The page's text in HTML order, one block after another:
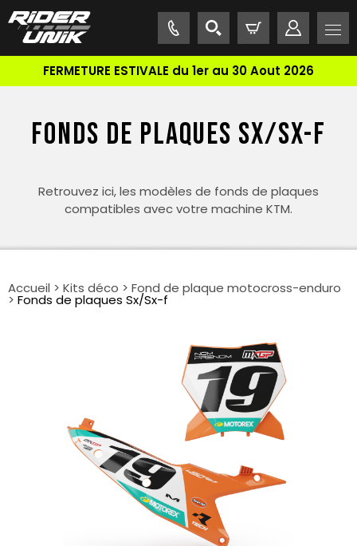
FERMETURE ESTIVALE du 1er au 30 Aout 2026
FONDS DE PLAQUES SX/SX-F
Retrouvez ici, les modèles de fonds de plaques
compatibles avec votre machine KTM.
Accueil > Kits déco > Fond de plaque motocross-enduro
> Fonds de plaques Sx/Sx-f